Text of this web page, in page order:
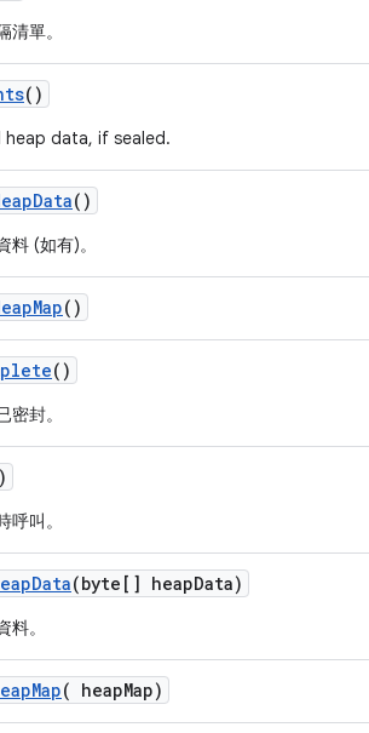
單。
()
data, if sealed.
Data()
料 (如有)。
Map()
()
封。
叫。
Data(byte[] heapData)
。
Map( heapMap)